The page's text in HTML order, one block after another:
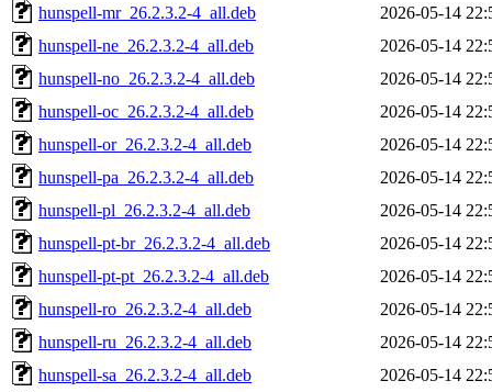
hunspell-mr_26.2.3.2-4_all.deb
2026-05-14
hunspell-ne_26.2.3.2-4_all.deb
2026-05-14
hunspell-no_26.2.3.2-4_all.deb
2026-05-14
hunspell-oc_26.2.3.2-4_all.deb
2026-05-14
hunspell-or_26.2.3.2-4_all.deb
2026-05-14
hunspell-pa_26.2.3.2-4_all.deb
2026-05-14
hunspell-pl_26.2.3.2-4_all.deb
2026-05-14
hunspell-pt-br_26.2.3.2-4_all.deb
2026-05-14
hunspell-pt-pt_26.2.3.2-4_all.deb
2026-05-14
hunspell-ro_26.2.3.2-4_all.deb
2026-05-14
hunspell-ru_26.2.3.2-4_all.deb
2026-05-14
hunspell-sa_26.2.3.2-4_all.deb
2026-05-14